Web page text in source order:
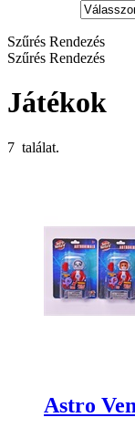
Szűrés Rendezés
Szűrés Rendezés
Játékok
7 találat.
Astro